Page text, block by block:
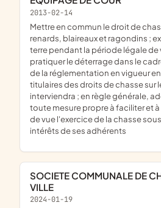
2013-02-14
mettre en commun le droit de chasse sous terre des
renards, blaireaux et ragondins ;
terre pendant la période légale de
pratiquer le déterrage dans le
de la réglementation en vigueur
titulaires des droits de chasse sur
interviendra ; en règle générale,
toute mesure propre à faciliter et
de vue l'exercice de la chasse
intérêts de ses adhérents
SOCIETE COMMUNALE DE CHASSE DE BAGE LA
VILLE
2024-01-19